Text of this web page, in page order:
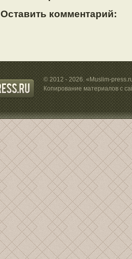
Оставить комментарий:
© 2012 - 2026. «Muslim-
Копирование материалов с